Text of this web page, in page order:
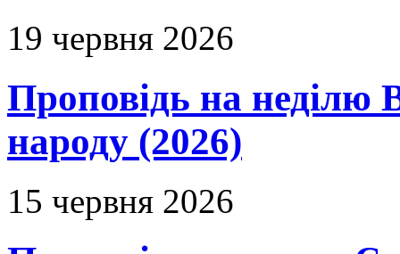
19 червня 2026
Проповідь на неділю
народу (2026)
15 червня 2026